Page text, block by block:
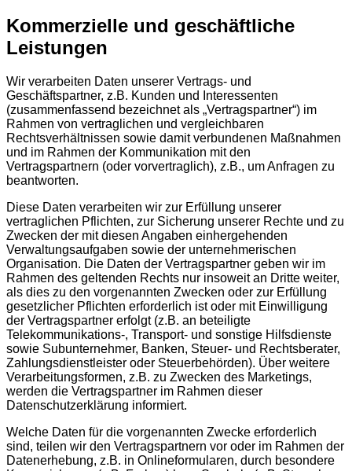
Kommerzielle und geschäftliche
Leistungen
Wir verarbeiten Daten unserer Vertrags- und
Geschäftspartner, z.B. Kunden und Interessenten
(zusammenfassend bezeichnet als „Vertragspartner“) im
Rahmen von vertraglichen und vergleichbaren
Rechtsverhältnissen sowie damit verbundenen Maßnahmen
und im Rahmen der Kommunikation mit den
Vertragspartnern (oder vorvertraglich), z.B., um Anfragen zu
beantworten.
Diese Daten verarbeiten wir zur Erfüllung unserer
vertraglichen Pflichten, zur Sicherung unserer Rechte und zu
Zwecken der mit diesen Angaben einhergehenden
Verwaltungsaufgaben sowie der unternehmerischen
Organisation. Die Daten der Vertragspartner geben wir im
Rahmen des geltenden Rechts nur insoweit an Dritte weiter,
als dies zu den vorgenannten Zwecken oder zur Erfüllung
gesetzlicher Pflichten erforderlich ist oder mit Einwilligung
der Vertragspartner erfolgt (z.B. an beteiligte
Telekommunikations-, Transport- und sonstige Hilfsdienste
sowie Subunternehmer, Banken, Steuer- und Rechtsberater,
Zahlungsdienstleister oder Steuerbehörden). Über weitere
Verarbeitungsformen, z.B. zu Zwecken des Marketings,
werden die Vertragspartner im Rahmen dieser
Datenschutzerklärung informiert.
Welche Daten für die vorgenannten Zwecke erforderlich
sind, teilen wir den Vertragspartnern vor oder im Rahmen der
Datenerhebung, z.B. in Onlineformularen, durch besondere